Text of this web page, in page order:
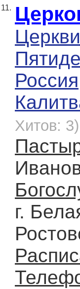
11.
Церкви
Россия
Хитов: 3)
г.